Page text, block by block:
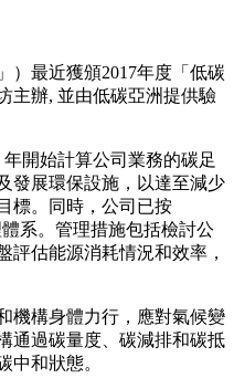
）最近獲頒2017年度「低碳
主辦, 並由低碳亞洲提供驗
開始計算公司業務的碳足
發展環保設施，以達至減少
標。同時，公司已按
系。管理措施包括檢討公
評估能源消耗情況和效率，
機構身體力行，應對氣候變
通過碳量度、碳減排和碳抵
中和狀態。